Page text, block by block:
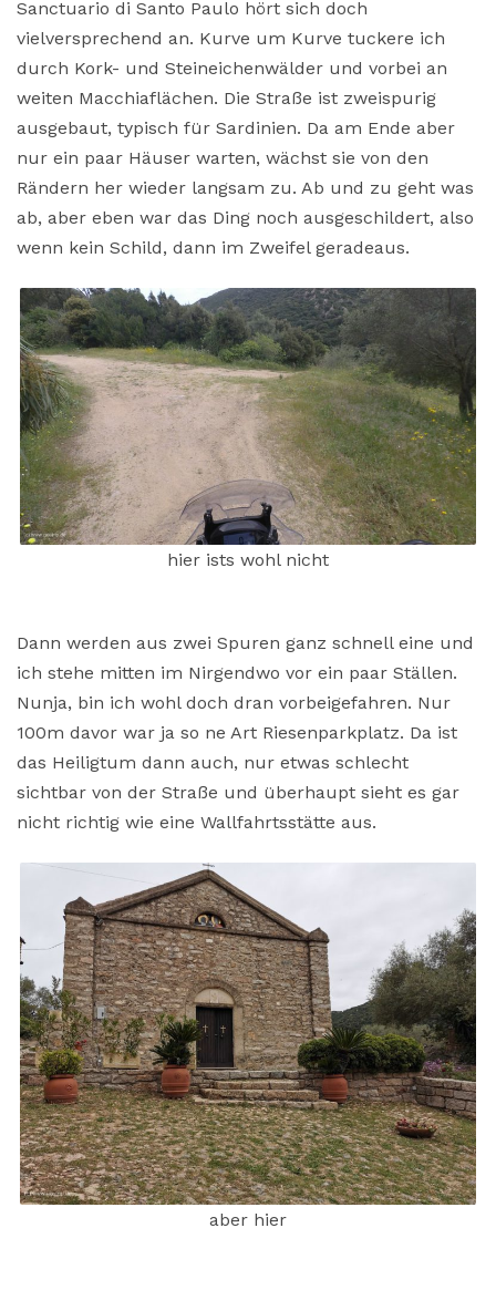
Sanctuario di Santo Paulo hört sich doch
vielversprechend an. Kurve um Kurve tuckere ich
durch Kork- und Steineichenwälder und vorbei an
weiten Macchiaflächen. Die Straße ist zweispurig
ausgebaut, typisch für Sardinien. Da am Ende aber
nur ein paar Häuser warten, wächst sie von den
Rändern her wieder langsam zu. Ab und zu geht was
ab, aber eben war das Ding noch ausgeschildert, also
wenn kein Schild, dann im Zweifel geradeaus.
hier ists wohl nicht
Dann werden aus zwei Spuren ganz schnell eine und
ich stehe mitten im Nirgendwo vor ein paar Ställen.
Nunja, bin ich wohl doch dran vorbeigefahren. Nur
100m davor war ja so ne Art Riesenparkplatz. Da ist
das Heiligtum dann auch, nur etwas schlecht
sichtbar von der Straße und überhaupt sieht es gar
nicht richtig wie eine Wallfahrtsstätte aus.
aber hier